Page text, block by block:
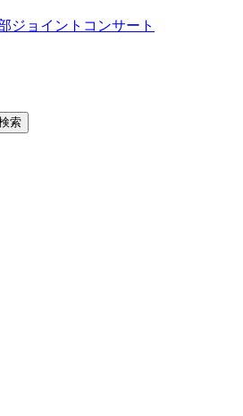
ジョイントコンサート